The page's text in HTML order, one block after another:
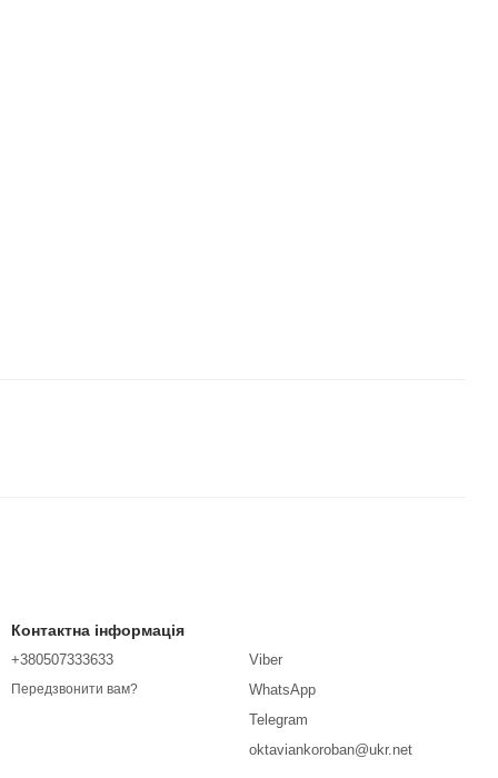
Контактна інформація
+380507333633
Передзвонити вам?
Viber
WhatsApp
Telegram
oktaviankoroban@ukr.net